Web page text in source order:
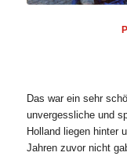
Das war ein sehr
unvergessliche und
Holland liegen hinter
Jahren zuvor nicht